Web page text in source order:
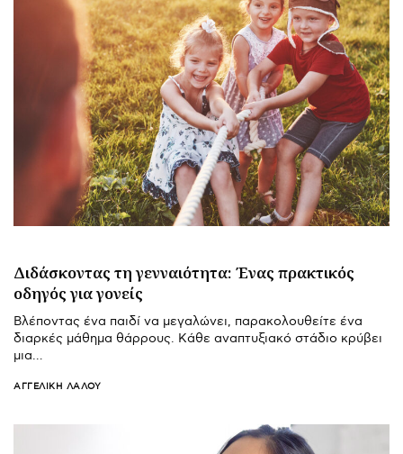
Διδάσκοντας τη γενναιότητα: Ένας πρακτικός
οδηγός για γονείς
Βλέποντας ένα παιδί να μεγαλώνει, παρακολουθείτε ένα
διαρκές μάθημα θάρρους. Κάθε αναπτυξιακό στάδιο κρύβει
μια…
ΑΓΓΕΛΙΚΉ ΛΆΛΟΥ